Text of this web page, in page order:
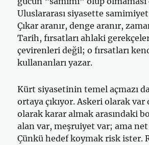
Uluslararası siyasette
Çıkar aranır, denge aranır,
Tarih, fırsatları ahlaki
çevirenleri değil; o fırsatları
kullananları yazar.
Kürt siyasetinin temel açmazı
ortaya çıkıyor. Askeri olarak
olarak karar almak arasındaki
alan var, meşruiyet var; ama
Çünkü hedef koymak risk ister.